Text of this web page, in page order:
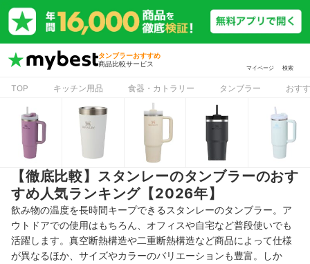
タンブラーおすすめ
商品比較サービス
マイページ 検索
TOP キッチン用品 食器・カトラリー タンブラー おす
【徹底比較】スタンレーのタンブラーのおす
すめ人気ランキング【2026年】
飲み物の温度を長時間キープできるスタンレーのタンブラー。ア
ウトドアでの使用はもちろん、オフィスや自宅など普段使いでも
活躍します。真空断熱構造や二重断熱構造など商品によって仕様
が異なるほか、サイズやカラーのバリエーションも豊富。しか